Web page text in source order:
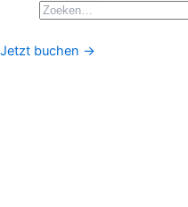
Zoeken
Jetzt buchen →